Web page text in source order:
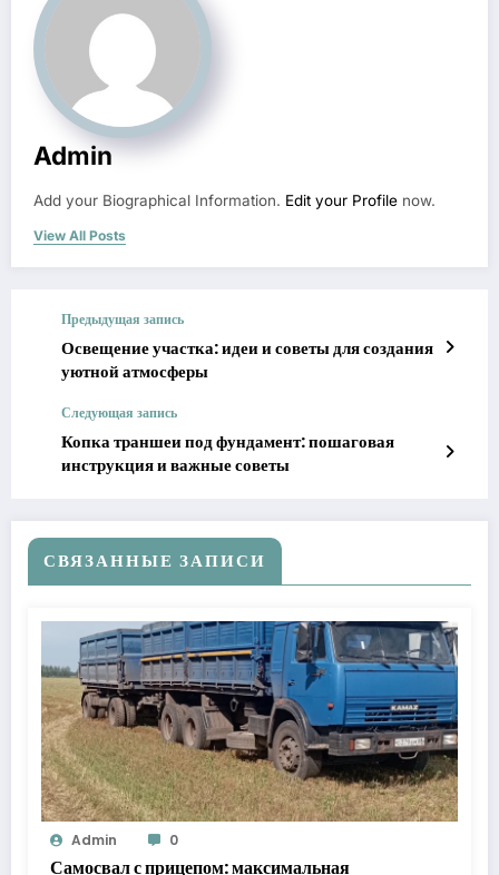
Admin
Add your Biographical Information. Edit your Profile now.
View All Posts
Предыдущая запись
Освещение участка: идеи и советы для создания
уютной атмосферы
Следующая запись
Копка траншеи под фундамент: пошаговая
инструкция и важные советы
СВЯЗАННЫЕ ЗАПИСИ
Admin 0
Самосвал с прицепом: максимальная